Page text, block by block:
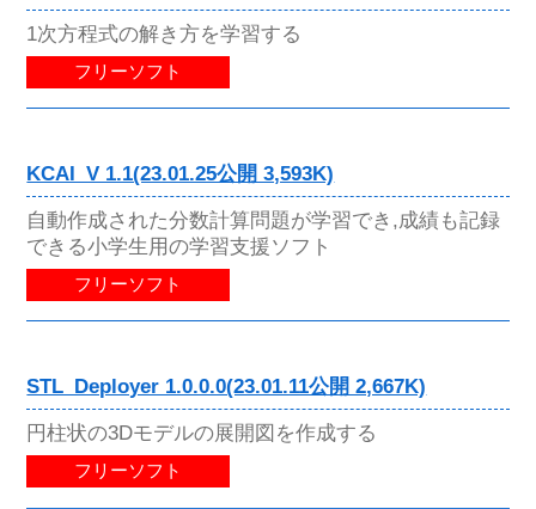
1次方程式の解き方を学習する
フリーソフト
KCAI_V 1.1(23.01.25公開 3,593K)
自動作成された分数計算問題が学習でき,成績も記録
できる小学生用の学習支援ソフト
フリーソフト
STL_Deployer 1.0.0.0(23.01.11公開 2,667K)
円柱状の3Dモデルの展開図を作成する
フリーソフト